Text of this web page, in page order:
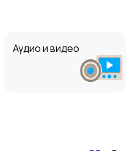
Аудио и видео